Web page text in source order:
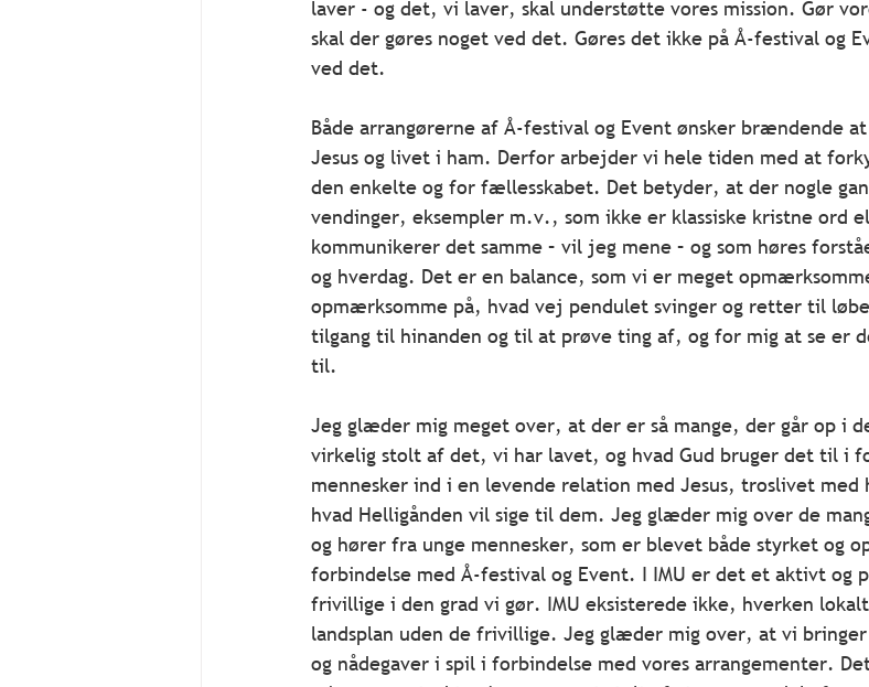
laver - og det, vi laver, skal understøtte vores mission. Gør
skal der gøres noget ved det. Gøres det ikke på Å-festival og
ved det.
Både arrangørerne af Å-festival og Event ønsker brændende
Jesus og livet i ham. Derfor arbejder vi hele tiden med at
den enkelte og for fællesskabet. Det betyder, at der nogle
vendinger, eksempler m.v., som ikke er klassiske kristne ord
kommunikerer det samme – vil jeg mene – og som høres
og hverdag. Det er en balance, som vi er meget
opmærksomme på, hvad vej pendulet svinger og retter til
tilgang til hinanden og til at prøve ting af, og for mig at se er
til.
Jeg glæder mig meget over, at der er så mange, der går op i
virkelig stolt af det, vi har lavet, og hvad Gud bruger det til i
mennesker ind i en levende relation med Jesus, troslivet
hvad Helligånden vil sige til dem. Jeg glæder mig over de
og hører fra unge mennesker, som er blevet både styrket og
forbindelse med Å-festival og Event. I IMU er det et aktivt og
frivillige i den grad vi gør. IMU eksisterede ikke, hverken
landsplan uden de frivillige. Jeg glæder mig over, at vi bringer
og nådegaver i spil i forbindelse med vores arrangementer.